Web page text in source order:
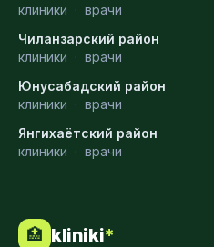
клиники · врачи
Чиланзарский район
клиники · врачи
Юнусабадский район
клиники · врачи
Янгихаётский район
клиники · врачи
🏥 kliniki*